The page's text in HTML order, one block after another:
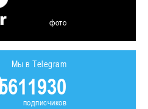
фото
Мы в Telegram
5611930
подписчиков